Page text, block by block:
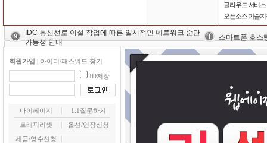
클라우드 서비스
오픈소스 기술
IDC 통신선로 이설 작업에 따른 일시적인 네트워크 순단
가능성 안내
스마트폰 호스
회원가입 | 아이디/패스워드 찾기
ID저장
마이페이지
1:1질문하기
트래픽리셋
옵션/연장신청
세금/영수신청